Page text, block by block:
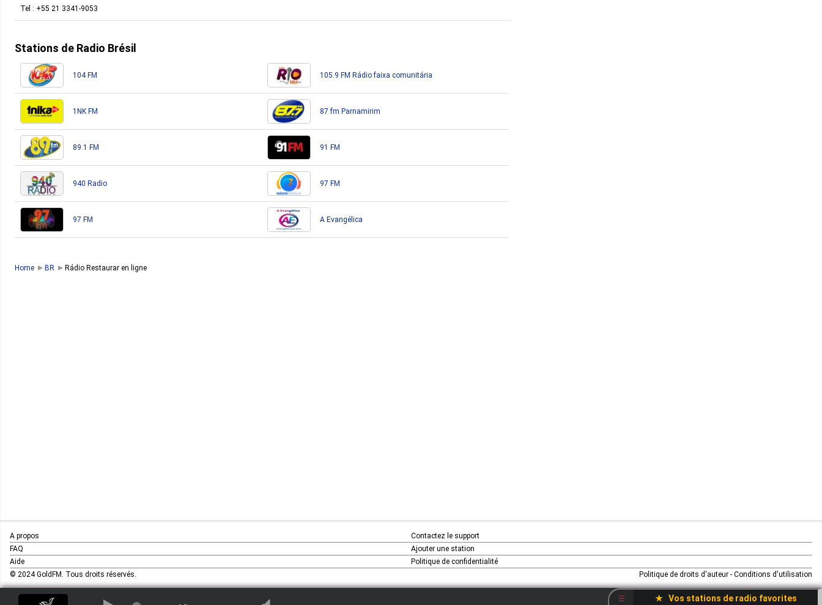
Tel : +55 21 3341-9053
Stations de Radio Brésil
104 FM 105.9 FM Rádio faixa comunitária
1NK FM 87 fm Parnamirim
89.1 FM 91 FM
940 Radio 97 FM
97 FM A Evangélica
Home BR Rádio Restaurar en ligne
A propos
FAQ
Aide
Contactez le support
Ajouter une station
Politique de confidentialité
© 2024 GoldFM. Tous droits réservés.
Politique de droits d'auteur - Conditions d'utilisation
☰ ★ Vos stations de radio favorites